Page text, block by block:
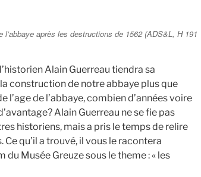
après les destructions de 1562 (ADS&L, H 191
Alain Guerreau tiendra sa
construction de notre abbaye plus que
l’age de l’abbaye, combien d’années voire
Alain Guerreau ne se fie pas
historiens, mais a pris le temps de relire
qu’il a trouvé, il vous le racontera
du Musée Greuze sous le theme : « les